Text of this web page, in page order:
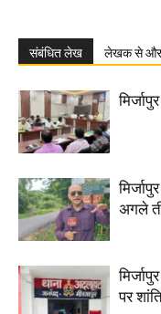
संबंधित लेख लेखक से
अगले
पर